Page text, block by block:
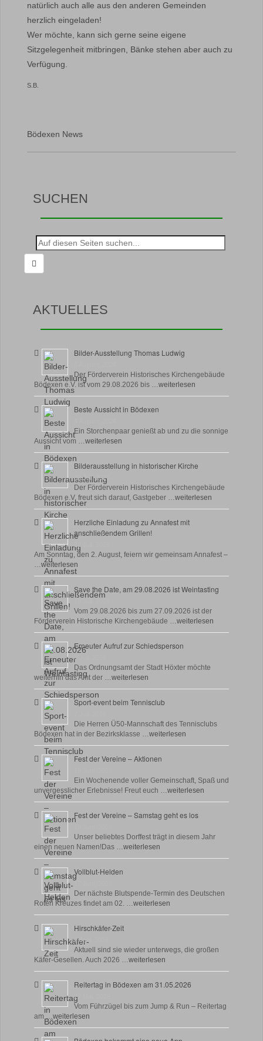
natürlich auch alle aus den anderen Gemeinden
herzlich eingeladen!
Wer möchte, kann sich gerne seine eigene
Sitzgelegenheit mitbringen, Bänke stehen aber auch zu
Verfügung.
S.B.
Bödexen News
SUCHEN
Suche
nach:
AKTUELLES
Bilder-Ausstellung Thomas Ludwig
Der Förderverein Historisches Kirchengebäude
Bödexen e.V. ist vom 29.08.2026 bis …weiterlesen
Beste Aussicht in Bödexen
Ein Storchenpaar genießt ab und zu die sonnige
Aussicht vom …weiterlesen
Bilderausstellung in historischer Kirche
30 Juli, 2026
Der Förderverein Historisches Kirchengebäude
Bödexen e.V. freut sich darauf, Gastgeber …weiterlesen
Herzliche Einladung zu Annafest mit
anschließendem Grillen!
Am Sonntag, den 2. August, feiern wir gemeinsam Annafest –
…weiterlesen
Save the Date, am 29.08.2026 ist Weintasting
Vom 29.08.2026 bis zum 27.09.2026 ist der
Förderverein Historische Kirchengebäude …weiterlesen
Erneuter Aufruf zur Schiedsperson
8 Juli, 2026
Das Ordnungsamt der Stadt Höxter möchte
weiterhin das Amt der …weiterlesen
Sport-event beim Tennisclub
Die Herren Ü50-Mannschaft des Tennisclubs
Bödexen hat in der Bezirksklasse …weiterlesen
Fest der Vereine – Aktionen
Ein Wochenende voller Gemeinschaft, Spaß und
unvergesslicher Erlebnisse! Freut euch …weiterlesen
Fest der Vereine – Samstag geht es los
Unser beliebtes Dorffest trägt in diesem Jahr
einen neuen Namen!Das …weiterlesen
Vollblut-Helden
Der nächste Blutspende-Termin des Deutschen
Roten Kreuzes findet am 02. …weiterlesen
Hirschkäfer-Zeit
9 Juni, 2026
Aktuell sind sie wieder unterwegs, die großen
Käfer-Gesellen. Auch 2026 …weiterlesen
Reitertag in Bödexen am 31.05.2026
27 Mai, 2026
Vom Führzügel bis zum Jump & Run – Reitertag
am …weiterlesen